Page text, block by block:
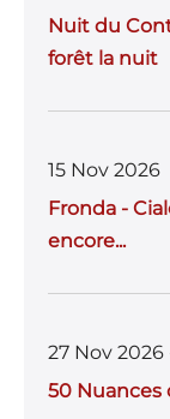
Nuit du
forêt la nuit
15 Nov 2026
Fronda -
encore...
27 Nov
50 Nuances